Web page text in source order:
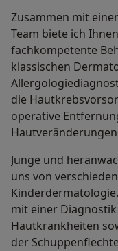
Zusammen mit
Team biete ich
fachkompetente
klassischen
die
operative
Junge und
uns von
mit einer
Hautkrankheiten
der